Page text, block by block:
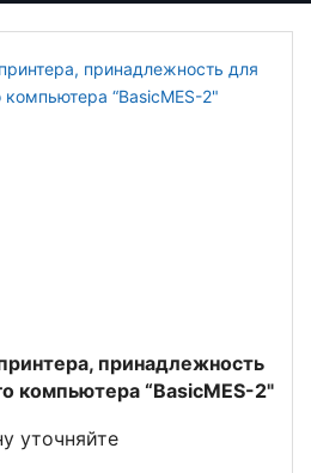
принадлежность
компьютера “BasicMES-2"
уточняйте